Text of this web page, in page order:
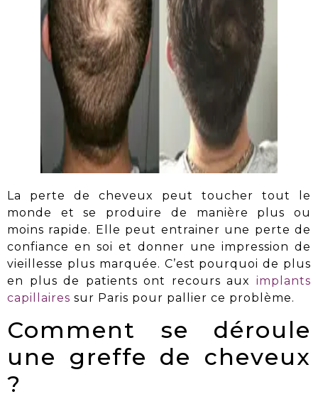
La perte de cheveux peut toucher tout le
monde et se produire de manière plus ou
moins rapide. Elle peut entrainer une perte de
confiance en soi et donner une impression de
vieillesse plus marquée. C’est pourquoi de plus
en plus de patients ont recours aux implants
capillaires sur Paris pour pallier ce problème.
Comment se déroule
une greffe de cheveux
?